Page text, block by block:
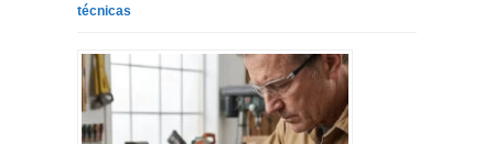
técnicas